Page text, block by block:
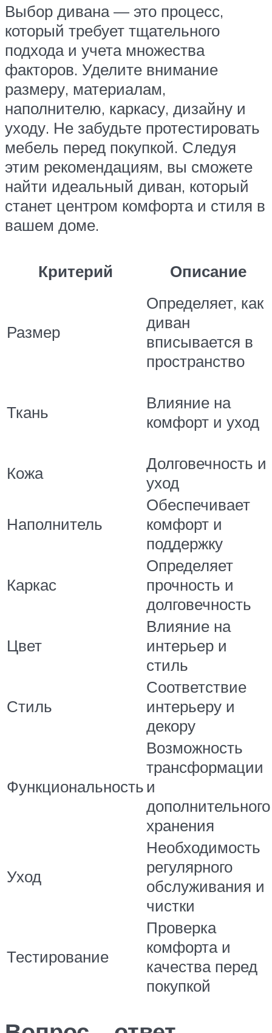
Выбор дивана — это процесс,
который требует тщательного
подхода и учета множества
факторов. Уделите внимание
размеру, материалам,
наполнителю, каркасу, дизайну и
уходу. Не забудьте протестировать
мебель перед покупкой. Следуя
этим рекомендациям, вы сможете
найти идеальный диван, который
станет центром комфорта и стиля в
вашем доме.
Критерий Описание
Размер
Определяет, как
диван
вписывается в
пространство
Ткань
Влияние на
комфорт и уход
Кожа
Долговечность и
уход
Наполнитель
Обеспечивает
комфорт и
поддержку
Каркас
Определяет
прочность и
долговечность
Цвет
Влияние на
интерьер и
стиль
Стиль
Соответствие
интерьеру и
декору
Функциональность
Возможность
трансформации
и
дополнительного
хранения
Уход
Необходимость
регулярного
обслуживания и
чистки
Тестирование
Проверка
комфорта и
качества перед
покупкой